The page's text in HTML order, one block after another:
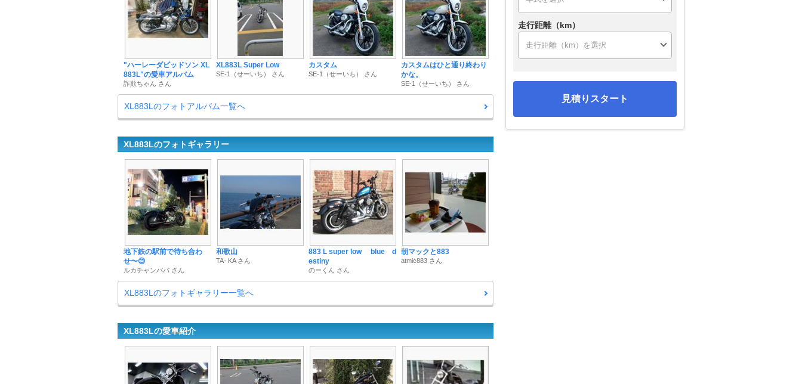
"ハーレーダビッドソン XL
883L"の愛車アルバム
詐欺ちゃん さん
XL883L Super Low
SE-1（せーいち） さん
カスタム
SE-1（せーいち） さん
カスタムはひと通り終わり
かな。
SE-1（せーいち） さん
XL883Lのフォトアルバム一覧へ
XL883Lのフォトギャラリー
地下鉄の駅前で待ち合わ
せ〜😊
ルカチャンパパ さん
和歌山
TA- KA さん
883 L super low blue d
estiny
のーくん さん
朝マックと883
atmic883 さん
XL883Lのフォトギャラリー一覧へ
XL883Lの愛車紹介
走行距離（km）
見積りスタート